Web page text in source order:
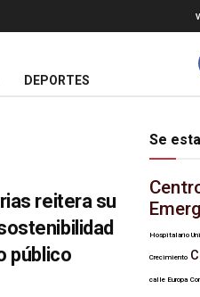
DEPORTES
reitera su
público
Se
Hospitalario
Crecimiento
calle Europa